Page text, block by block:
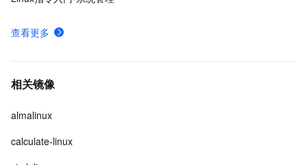
查看更多
相关镜像
almalinux
calculate-linux